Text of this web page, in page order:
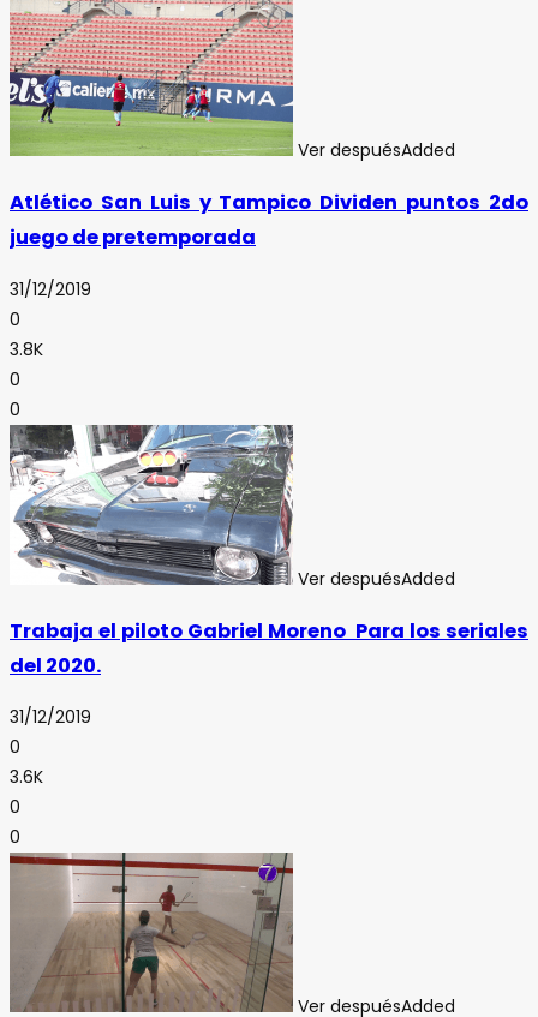
Ver despuésAdded
Atlético San Luis y Tampico Dividen puntos 2do
juego de pretemporada
31/12/2019
0
3.8K
0
0
Ver despuésAdded
Trabaja el piloto Gabriel Moreno Para los seriales
del 2020.
31/12/2019
0
3.6K
0
0
Ver despuésAdded